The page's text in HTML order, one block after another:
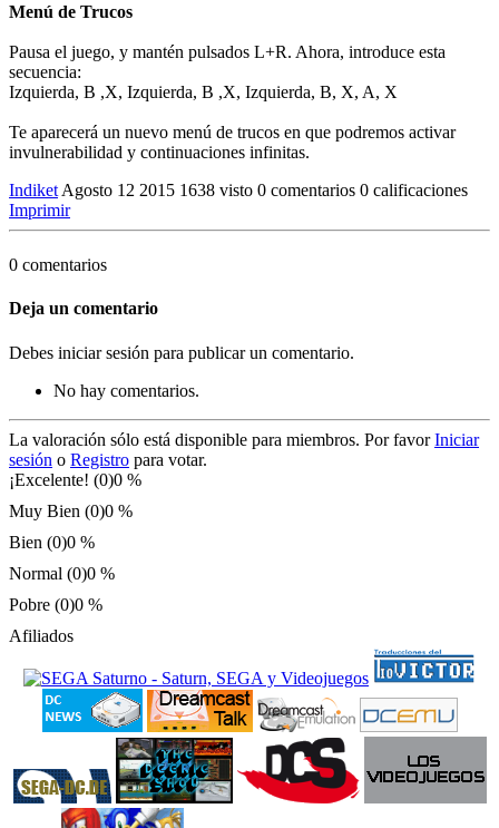
Menú de Trucos
Pausa el juego, y mantén pulsados L+R. Ahora, introduce esta
secuencia:
Izquierda, B ,X, Izquierda, B ,X, Izquierda, B, X, A, X
Te aparecerá un nuevo menú de trucos en que podremos activar
invulnerabilidad y continuaciones infinitas.
Indiket Agosto 12 2015 1638 visto 0 comentarios 0 calificaciones
Imprimir
0 comentarios
Deja un comentario
Debes iniciar sesión para publicar un comentario.
No hay comentarios.
La valoración sólo está disponible para miembros. Por favorIniciar
sesión o Registro para votar.
¡Excelente! (0)0 %
Muy Bien (0)0 %
Bien (0)0 %
Normal (0)0 %
Pobre (0)0 %
Afiliados